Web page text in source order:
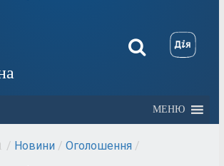
МЕНЮ
/ Новини / Оголошення /